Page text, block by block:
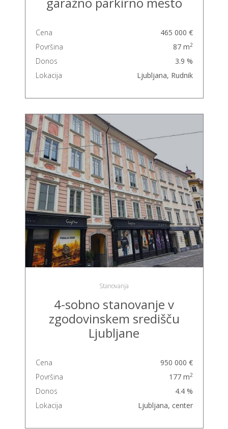
Cena
465 000 €
Površina
87 m2
Donos
3.9 %
Lokacija
Ljubljana, Rudnik
Stanovanja
4-sobno stanovanje v
zgodovinskem središču
Ljubljane
Cena
950 000 €
Površina
177 m2
Donos
4.4 %
Lokacija
Ljubljana, center